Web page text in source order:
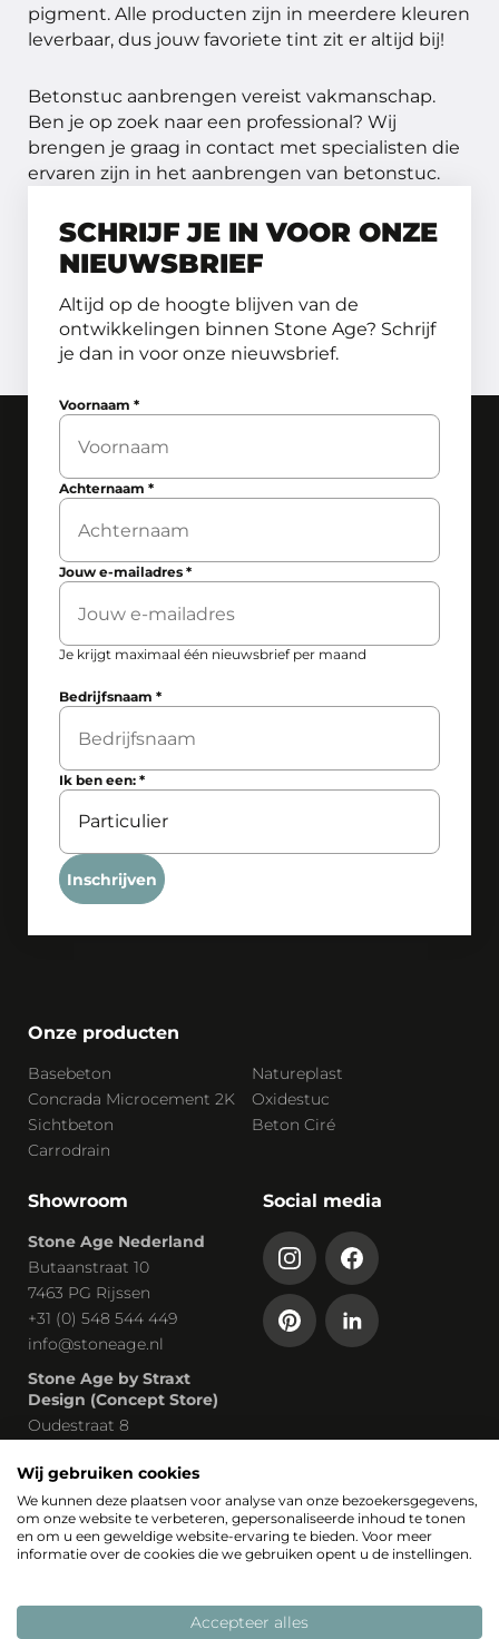
pigment. Alle producten zijn in meerdere kleuren
leverbaar, dus jouw favoriete tint zit er altijd bij!
Betonstuc aanbrengen vereist vakmanschap.
Ben je op zoek naar een professional? Wij
brengen je graag in contact met specialisten die
ervaren zijn in het aanbrengen van betonstuc.
SCHRIJF JE IN VOOR ONZE
NIEUWSBRIEF
Altijd op de hoogte blijven van de
ontwikkelingen binnen Stone Age? Schrijf
je dan in voor onze nieuwsbrief.
Voornaam*
Achternaam*
Jouw e-mailadres*
Je krijgt maximaal één nieuwsbrief per maand
Bedrijfsnaam*
Ik ben een:*
Inschrijven
Onze producten
Basebeton
Natureplast
Concrada Microcement 2K
Oxidestuc
Sichtbeton
Beton Ciré
Carrodrain
Showroom
Stone Age Nederland
Butaanstraat 10
7463 PG Rijssen
+31 (0) 548 544 449
info@stoneage.nl
Stone Age by Straxt
Design (Concept Store)
Oudestraat 8
Afspraak maken
Social media
Onderdeel van
Wij gebruiken cookies
We kunnen deze plaatsen voor analyse van onze bezoekersgegevens,
om onze website te verbeteren, gepersonaliseerde inhoud te tonen
en om u een geweldige website-ervaring te bieden. Voor meer
informatie over de cookies die we gebruiken opent u de instellingen.
Accepteer alles